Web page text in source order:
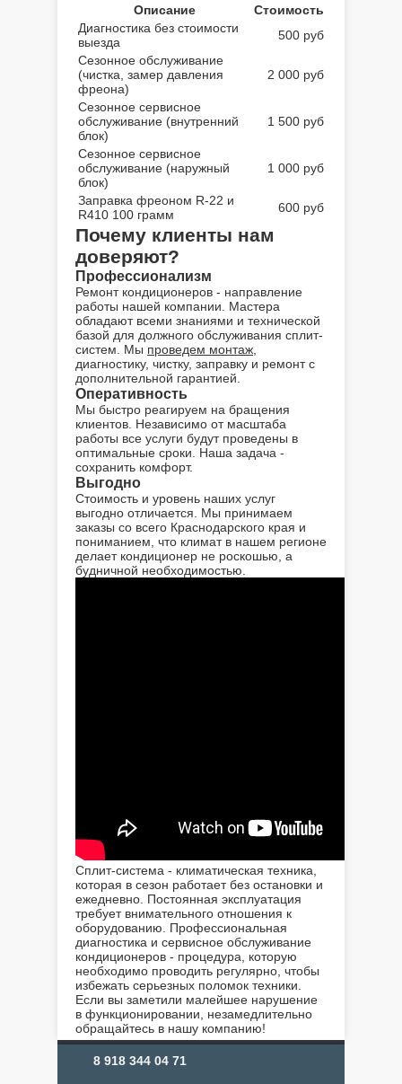
Описание
Стоимость
Диагностика без стоимости
выезда
500 руб
Сезонное обслуживание
(чистка, замер давления
фреона)
2 000 руб
Сезонное сервисное
обслуживание (внутренний
блок)
1 500 руб
Сезонное сервисное
обслуживание (наружный
блок)
1 000 руб
Заправка фреоном R-22 и
R410 100 грамм
600 руб
Почему клиенты нам
доверяют?
Профессионализм
Ремонт кондиционеров - направление
работы нашей компании. Мастера
обладают всеми знаниями и технической
базой для должного обслуживания сплит-
систем. Мы проведем монтаж
диагностику, чистку, заправку и ремонт с
дополнительной гарантией.
Оперативность
Мы быстро реагируем на бращения
клиентов. Независимо от масштаба
работы все услуги будут проведены в
оптимальные сроки. Наша задача -
сохранить комфорт.
Выгодно
Стоимость и уровень наших услуг
выгодно отличается. Мы принимаем
заказы со всего Краснодарского края и
пониманием, что климат в нашем регионе
делает кондиционер не роскошью, а
будничной необходимостью.
Сплит-система - климатическая техника,
которая в сезон работает без остановки и
ежедневно. Постоянная эксплуатация
требует внимательного отношения к
оборудованию. Профессиональная
диагностика и сервисное обслуживание
кондиционеров - процедура, которую
необходимо проводить регулярно, чтобы
избежать серьезных поломок техники.
Если вы заметили малейшее нарушение
в функционировании, незамедлительно
обращайтесь в нашу компанию!
8 918 344 04 71